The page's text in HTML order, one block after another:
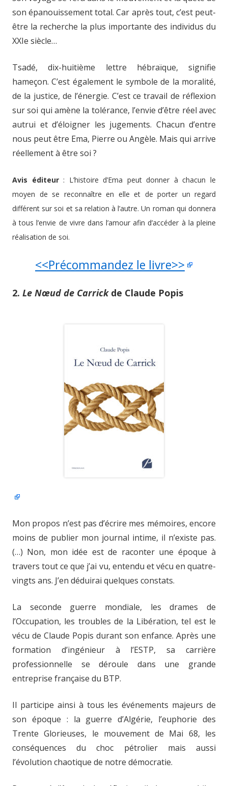
son épanouissement total. Car après tout, c’est peut-
être la recherche la plus importante des individus du
XXIe siècle…
Tsadé, dix-huitième lettre hébraïque, signifie
hameçon. C’est également le symbole de la moralité,
de la justice, de l’énergie. C’est ce travail de réflexion
sur soi qui amène la tolérance, l’envie d’être réel avec
autrui et d’éloigner les jugements. Chacun d’entre
nous peut être Ema, Pierre ou Angèle. Mais qui arrive
réellement à être soi ?
Avis éditeur: L’histoire d’Ema peut donner à chacun le
moyen de se reconnaître en elle et de porter un regard
différent sur soi et sa relation à l’autre. Un roman qui donnera
à tous l’envie de vivre dans l’amour afin d’accéder à la pleine
réalisation de soi.
<<Précommandez le livre>>
2. Le Nœud de Carrickde Claude Popis
Mon propos n’est pas d’écrire mes mémoires, encore
moins de publier mon journal intime, il n’existe pas.
(…) Non, mon idée est de raconter une époque à
travers tout ce que j’ai vu, entendu et vécu en quatre-
vingts ans. J’en déduirai quelques constats.
La seconde guerre mondiale, les drames de
l’Occupation, les troubles de la Libération, tel est le
vécu de Claude Popis durant son enfance. Après une
formation d’ingénieur à l’ESTP, sa carrière
professionnelle se déroule dans une grande
entreprise française du BTP.
Il participe ainsi à tous les événements majeurs de
son époque : la guerre d’Algérie, l’euphorie des
Trente Glorieuses, le mouvement de Mai 68, les
conséquences du choc pétrolier mais aussi
l’évolution chaotique de notre démocratie.